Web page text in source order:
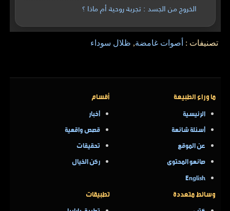
الخروج من الجسد : تجربة روحية أم ماذا ؟
تصنيفات : أصوات غامضة, ظلال سوداء
ما وراء الطبيعة
الرئيسية
أسئلة شائعة
عن الموقع
صانعو المحتوى
English
أقسام
أخبار
قصص واقعية
تحقيقات
ركن الخيال
وسائط متعددة تطبيقات